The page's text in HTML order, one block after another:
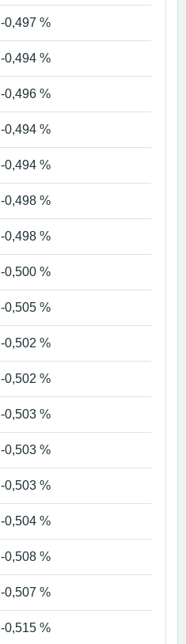
-0,497 %
-0,494 %
-0,496 %
-0,494 %
-0,494 %
-0,498 %
-0,498 %
-0,500 %
-0,505 %
-0,502 %
-0,502 %
-0,503 %
-0,503 %
-0,503 %
-0,504 %
-0,508 %
-0,507 %
-0,515 %